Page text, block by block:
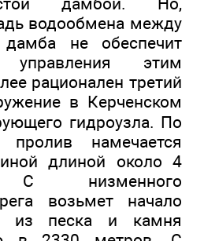
водообмена между
не обеспечит
управления этим
рационален третий
в Керченском
гидроузла. По
пролив намечается
длиной около 4
С низменного
возьмет начало
из песка и камня